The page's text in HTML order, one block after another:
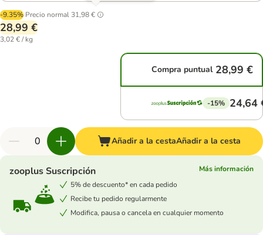
-9.35% Precio normal 31,98 €
28,99 €
3,02 € / kg
Compra puntual 28,99 €
-15% 24,64
Añadir a la cestaAñadir a la cesta
zooplus Suscripción
Más información
5% de descuento* en cada pedido
Recibe tu pedido regularmente
Modifica, pausa o cancela en cualquier momento